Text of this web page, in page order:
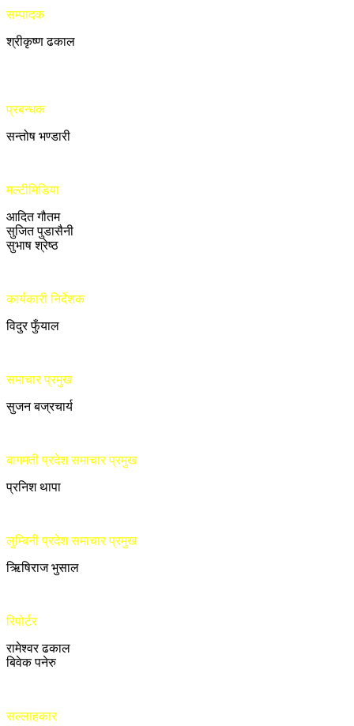
सम्पादक
श्रीकृष्ण ढकाल
प्रबन्धक
सन्तोष भण्डारी
मल्टीमिडिया
आदित गौतम
सुजित पुडासैनी
सुभाष श्रेष्ठ
कार्यकारी निर्देशक
विदुर फुँयाल
समाचार प्रमुख
सुजन बज्रचार्य
बागमती प्रदेश समाचार प्रमुख
प्रनिश थापा
लुम्बिनी प्रदेश समाचार प्रमुख
ऋिषिराज भुसाल
रिपोर्टर
रामेश्वर ढकाल
बिवेक पनेरु
सल्लाहकार